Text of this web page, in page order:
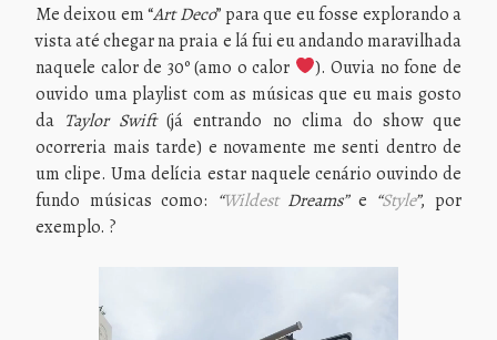
Me deixou em “Art Deco” para que eu fosse explorando a
vista até chegar na praia e lá fui eu andando maravilhada
naquele calor de 30º (amo o calor
). Ouvia no fone de
ouvido uma playlist com as músicas que eu mais gosto
da Taylor Swift(já entrando no clima do show que
ocorreria mais tarde) e novamente me senti dentro de
um clipe. Uma delícia estar naquele cenário ouvindo de
fundo músicas como: “WildestDreams”e “Style”, por
exemplo. ?